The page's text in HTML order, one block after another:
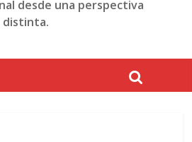
desde una perspectiva
distinta.